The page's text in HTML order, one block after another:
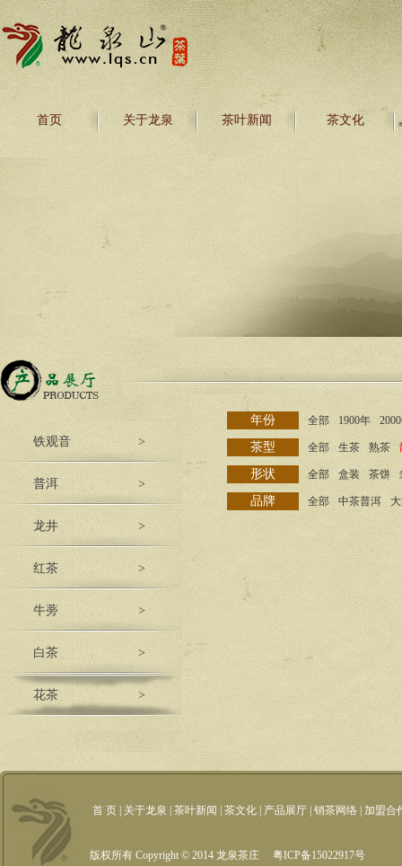
首页 关于龙泉 茶叶新闻 茶文化
铁观音 >
普洱 >
龙井 >
红茶 >
牛蒡 >
白茶 >
花茶 >
年份 全部 1900年
茶型 全部 生茶 熟茶
形状 全部 盒装 茶饼
品牌 全部 中茶普洱
首 页 关于龙泉 茶叶新闻 茶文化 产品展厅 销茶网络 加盟合
版权所有 Copyright © 2014 龙泉茶庄 粤ICP备15022917号